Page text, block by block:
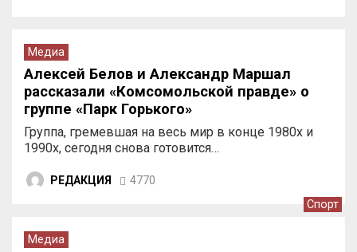
Медиа
Алексей Белов и Александр Маршал
рассказали «Комсомольской правде» о
группе «Парк Горького»
Группа, гремевшая на весь мир в конце 1980х и
1990х, сегодня снова готовится…
РЕДАКЦИЯ 4770
Спорт
Медиа